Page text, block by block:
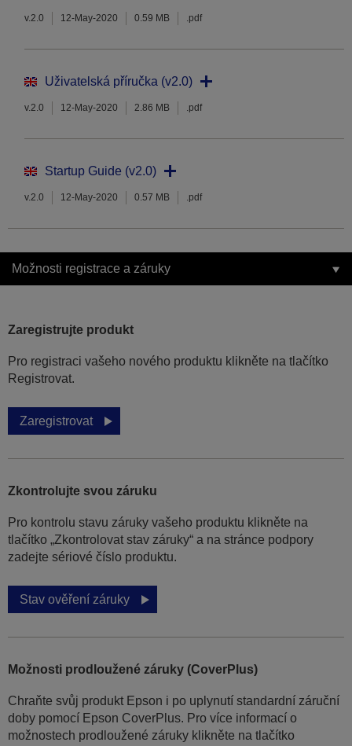
v.2.0 12-May-2020 0.59 MB .pdf
Uživatelská příručka (v2.0)
v.2.0 12-May-2020 2.86 MB .pdf
Startup Guide (v2.0)
v.2.0 12-May-2020 0.57 MB .pdf
Možnosti registrace a záruky
Zaregistrujte produkt
Pro registraci vašeho nového produktu klikněte na tlačítko
Registrovat.
Zaregistrovat
Zkontrolujte svou záruku
Pro kontrolu stavu záruky vašeho produktu klikněte na
tlačítko „Zkontrolovat stav záruky“ a na stránce podpory
zadejte sériové číslo produktu.
Stav ověření záruky
Možnosti prodloužené záruky (CoverPlus)
Chraňte svůj produkt Epson i po uplynutí standardní záruční
doby pomocí Epson CoverPlus. Pro více informací o
možnostech prodloužené záruky klikněte na tlačítko